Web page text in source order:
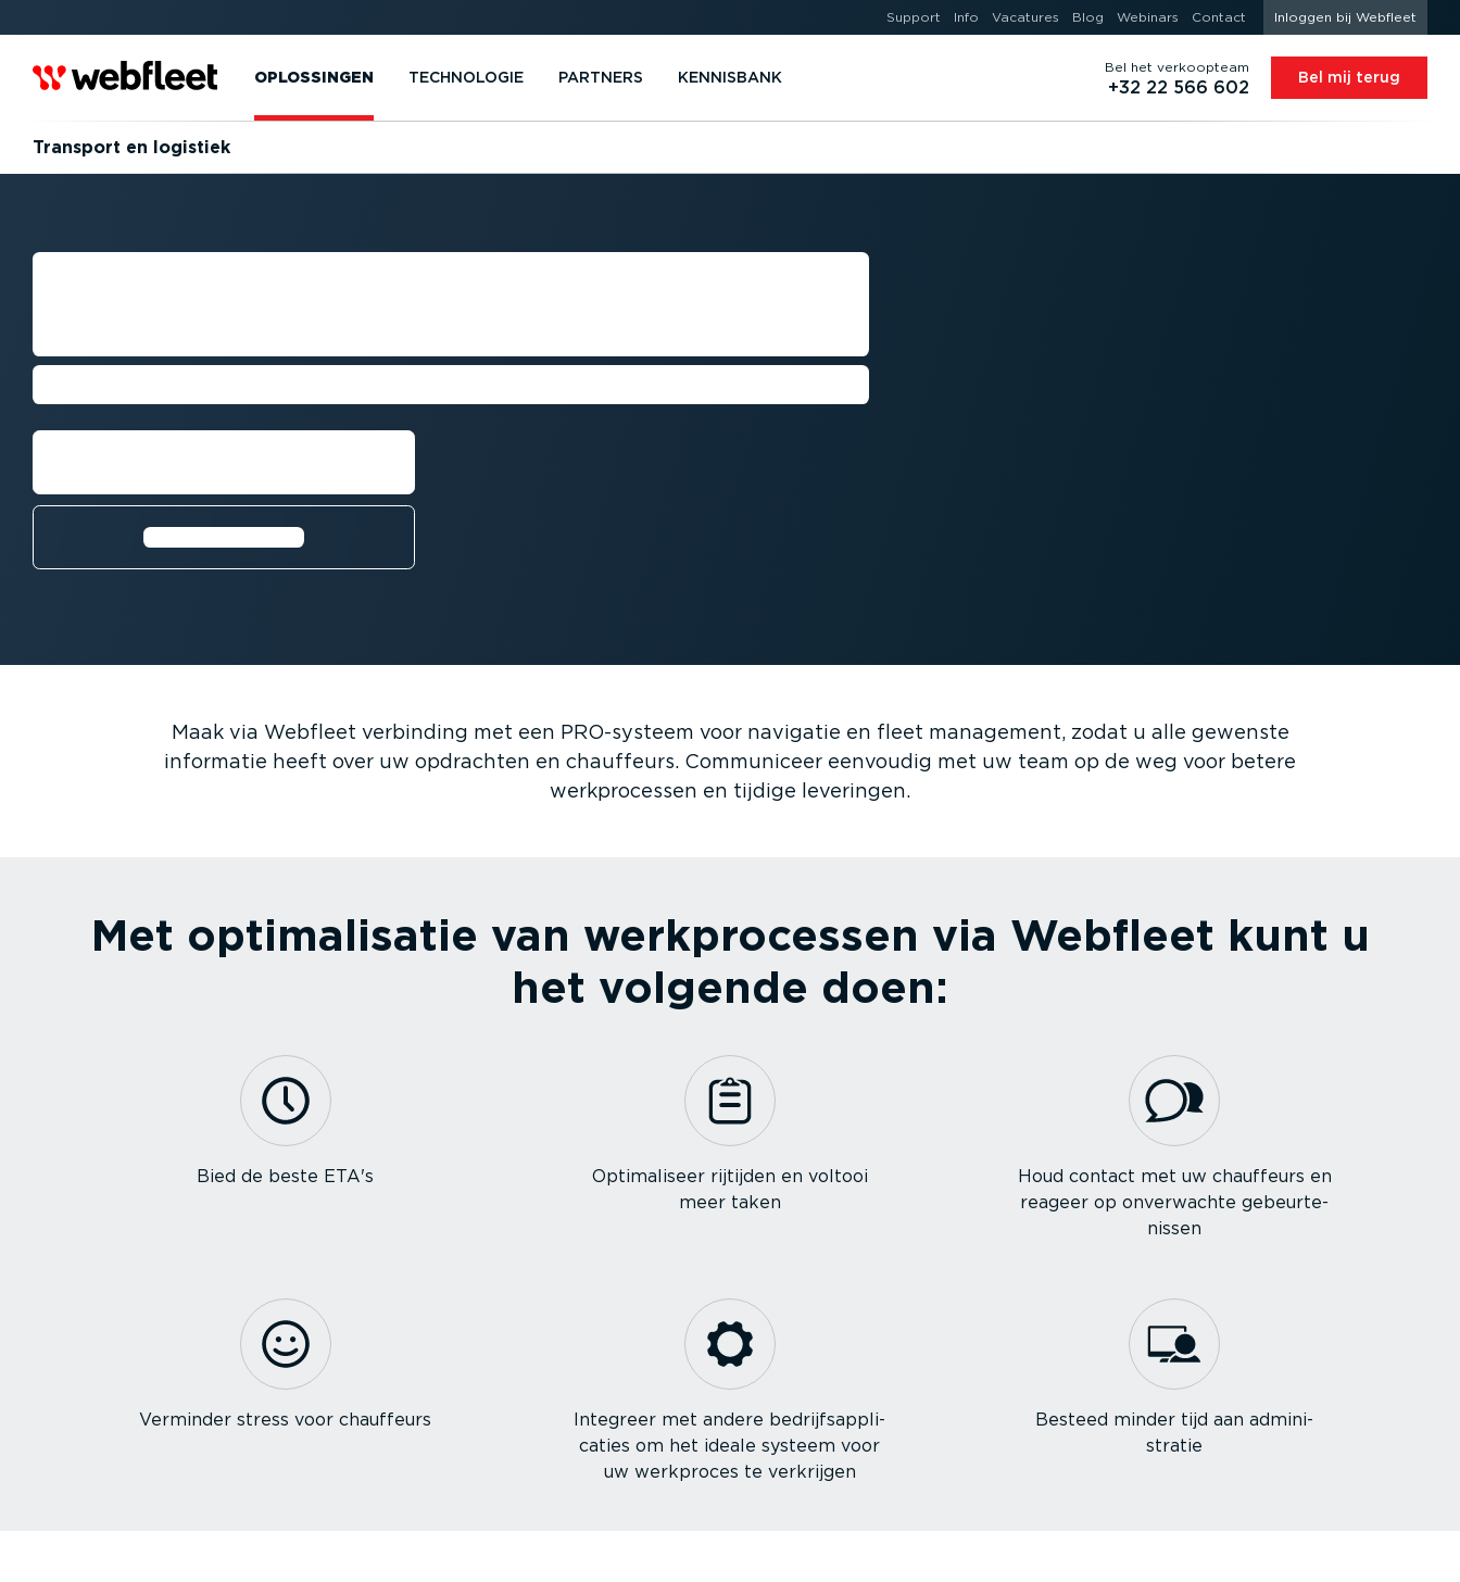
Support Info Vacatures Blog Webinars Contact Inloggen bij Webfleet
OPLOSSINGEN TECHNOLOGIE PARTNERS KENNISBANK
Bel het verkoopteam
+32 22 566 602 Bel mij terug
Transport en logistiek
OPTIMA­LI­SATIE VAN
⁠Bekijk de video
Maak via Webfleet verbinding met een PRO-systeem voor navigatie en fleet management, zodat u alle gewenste
informatie heeft over uw opdrachten en chauffeurs. Communiceer eenvoudig met uw team op de weg voor betere
werkpro­cessen en tijdige leveringen.
Met optima­li­satie van werkpro­cessen via Webfleet kunt u
het volgende doen:
Bied de beste ETA's
Optima­liseer rijtijden en voltooi
meer taken
Houd contact met uw chauffeurs en
reageer op onverwachte gebeur­te­
nissen
Verminder stress voor chauffeurs
Integreer met andere bedrijfs­ap­pli­
caties om het ideale systeem voor
uw werkproces te verkrijgen
Besteed minder tijd aan admini­
stratie